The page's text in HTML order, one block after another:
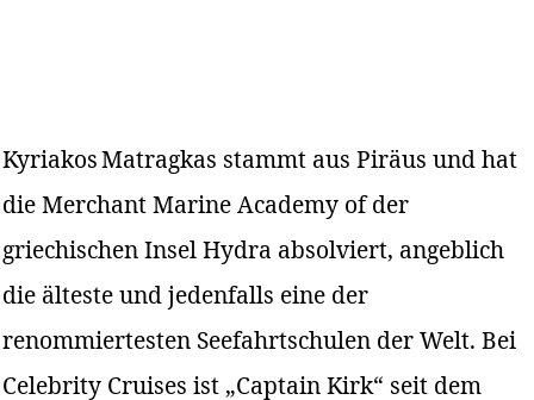
Kyriakos Matragkas stammt aus Piräus und hat
die Merchant Marine Academy of der
griechischen Insel Hydra absolviert, angeblich
die älteste und jedenfalls eine der
renommiertesten Seefahrtschulen der Welt. Bei
Celebrity Cruises ist „Captain Kirk“ seit dem